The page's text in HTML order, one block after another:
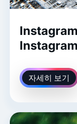
자세히 보기